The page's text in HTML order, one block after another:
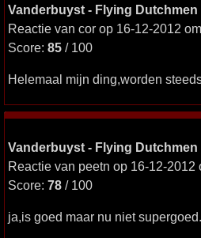
Vanderbuyst - Flying Dutchmen
Reactie van cor op 16-12-2012
Score: 85 / 100
Helemaal mijn ding,worden
Vanderbuyst - Flying Dutchmen
Reactie van peetn op 16-12-2012
Score: 78 / 100
ja,is goed maar nu niet supergoed.